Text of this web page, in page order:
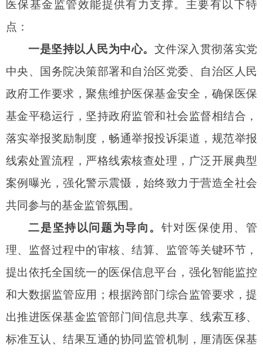
金使用和监管各方的职责边界，确保相关部门各司
其职，充分发挥各方职能优势，推动形成齐抓共管
的综合治理格局。
三是坚持以评价为标尺。用好医保基金监管综
组织开展医疗保障基金使用常态化监管评估工作，
补齐短板阶段，及时发现常态化监管实施存在的问
题和短板，督促整改；常态化监管阶段，督促形成
权责明晰、严密有力、安全规范、法治高效的医保
基金使用常态化监管体系，助推各部门同向发力、